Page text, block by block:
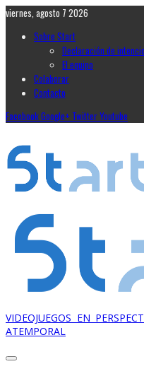
viernes, agosto 7 2026
Sobre Start
Declaración de
El equipo
Colaborar
Contacto
FacebookGoogle+ TwitterYoutube
VIDEOJUEGOS EN
ATEMPORAL